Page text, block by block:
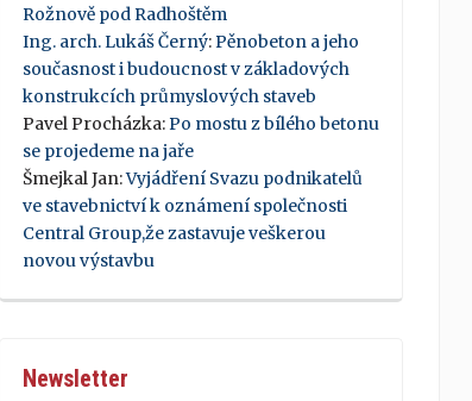
Rožnově pod Radhoštěm
Ing. arch. Lukáš Černý:Pěnobeton a jeho
současnost i budoucnost v základových
konstrukcích průmyslových staveb
Pavel Procházka:Po mostu z bílého betonu
se projedeme na jaře
Šmejkal Jan:Vyjádření Svazu podnikatelů
ve stavebnictví k oznámení společnosti
Central Group,že zastavuje veškerou
novou výstavbu
Newsletter